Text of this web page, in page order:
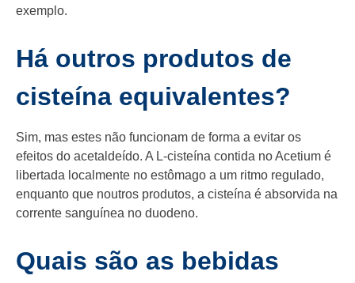
exemplo.
Há outros produtos de
cisteína equivalentes?
Sim, mas estes não funcionam de forma a evitar os
efeitos do acetaldeído. A L-cisteína contida no Acetium é
libertada localmente no estômago a um ritmo regulado,
enquanto que noutros produtos, a cisteína é absorvida na
corrente sanguínea no duodeno.
Quais são as bebidas